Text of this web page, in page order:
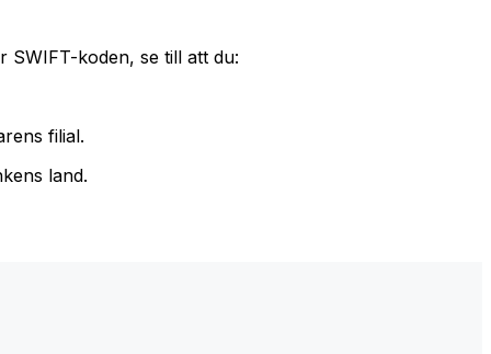
koden, se till att du:
filial.
land.